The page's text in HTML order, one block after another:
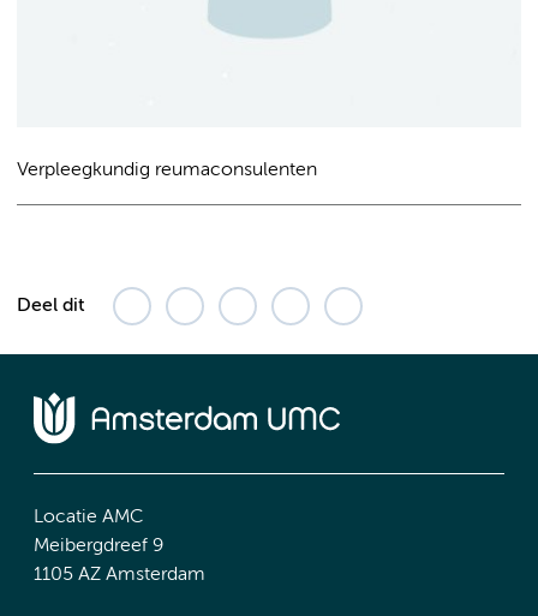
Verpleegkundig reumaconsulenten
Deel dit
Locatie AMC
Meibergdreef 9
1105 AZ Amsterdam